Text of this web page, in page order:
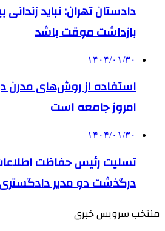
دادستان تهران: نباید زندانی
بازداشت موقت باشد
۱۴۰۴/۰۱/۳۰
استفاده از روش‌های مدرن
امروز جامعه است
۱۴۰۴/۰۱/۳۰
تسلیت رئیس حفاظت
درگذشت دو مدیر دادگستری
منتخب سرویس خبری